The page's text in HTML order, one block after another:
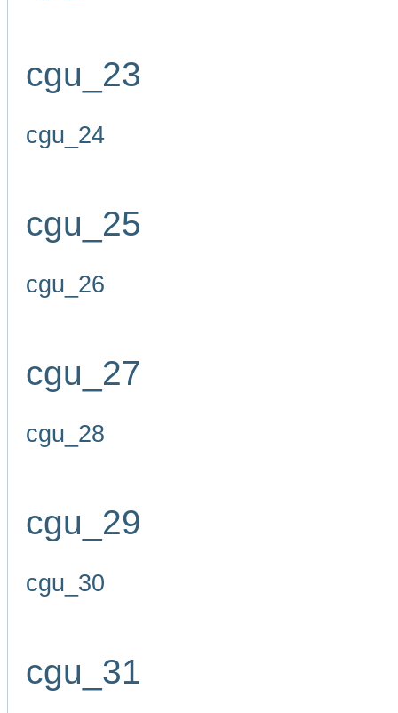
cgu_23
cgu_24
cgu_25
cgu_26
cgu_27
cgu_28
cgu_29
cgu_30
cgu_31